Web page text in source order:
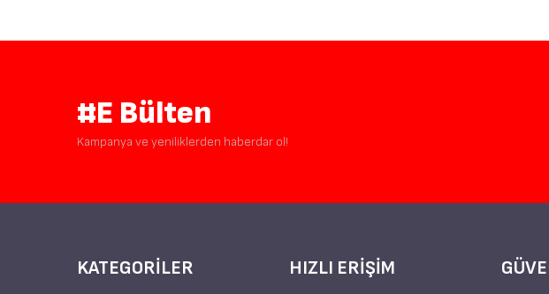
#E Bülten
Kampanya ve yeniliklerden haberdar ol!
KATEGORILER HIZLI ERIŞIM